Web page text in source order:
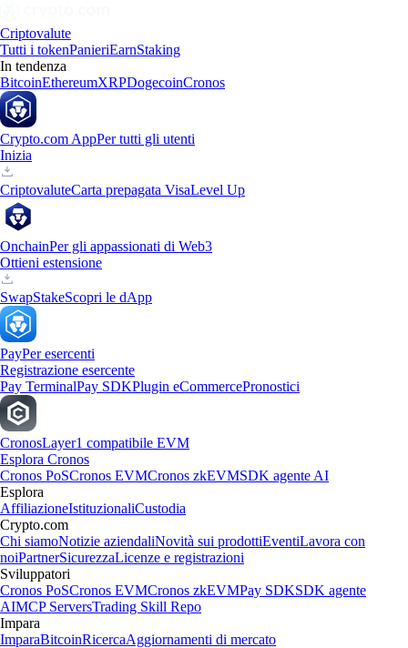
Criptovalute
Tutti i tokenPanieriEarnStaking
In tendenza
BitcoinEthereumXRPDogecoinCronos
Crypto.com AppPer tutti gli utenti
Inizia
CriptovaluteCarta prepagata VisaLevel Up
OnchainPer gli appassionati di Web3
Ottieni estensione
SwapStakeScopri le dApp
PayPer esercenti
Registrazione esercente
Pay TerminalPay SDKPlugin eCommercePronostici
CronosLayer1 compatibile EVM
Esplora Cronos
Cronos PoSCronos EVMCronos zkEVMSDK agente AI
Esplora
AffiliazioneIstituzionaliCustodia
Crypto.com
Chi siamoNotizie aziendaliNovità sui prodottiEventiLavora con
noiPartnerSicurezzaLicenze e registrazioni
Sviluppatori
Cronos PoSCronos EVMCronos zkEVMPay SDKSDK agente
AIMCP ServersTrading Skill Repo
Impara
ImparaBitcoinRicercaAggiornamenti di mercato